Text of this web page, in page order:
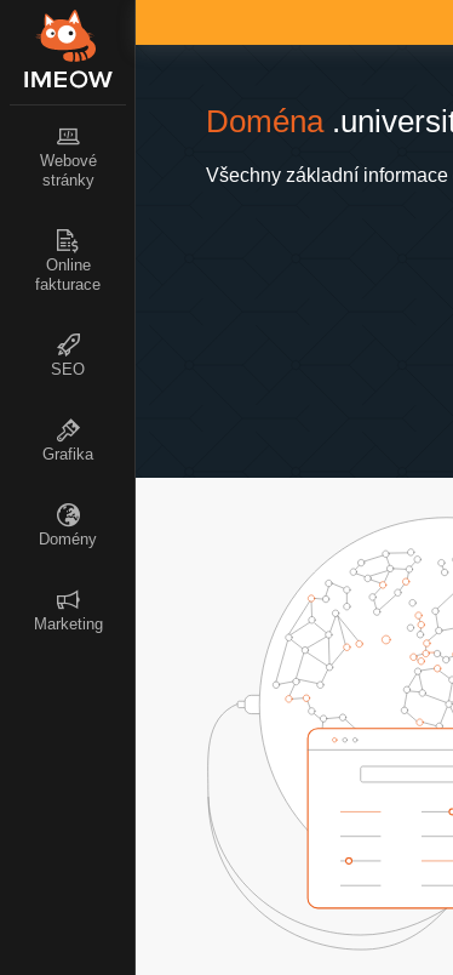
Webové
stránky
Online
fakturace
SEO
Grafika
Domény
Marketing
Doména
Všechny základní